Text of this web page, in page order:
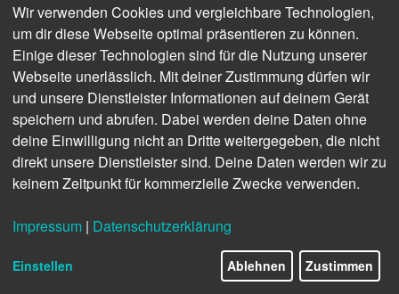
Wir verwenden Cookies und vergleichbare Technologien,
um dir diese Webseite optimal präsentieren zu können.
Einige dieser Technologien sind für die Nutzung unserer
Webseite unerlässlich. Mit deiner Zustimmung dürfen wir
und unsere Dienstleister Informationen auf deinem Gerät
speichern und abrufen. Dabei werden deine Daten ohne
deine Einwilligung nicht an Dritte weitergegeben, die nicht
direkt unsere Dienstleister sind. Deine Daten werden wir zu
keinem Zeitpunkt für kommerzielle Zwecke verwenden.
Impressum | Datenschutzerklärung
Einstellen Ablehnen Zustimmen